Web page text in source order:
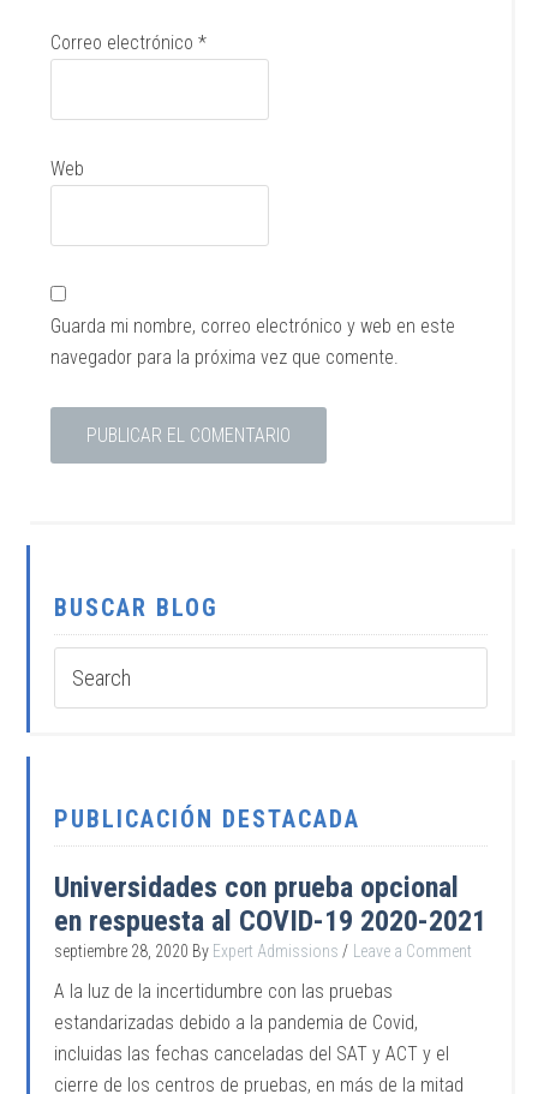
Correo electrónico*
Web
Guarda mi nombre, correo electrónico y web en este
navegador para la próxima vez que comente.
BUSCAR BLOG
PUBLICACIÓN DESTACADA
Universidades con prueba opcional
en respuesta al COVID-19 2020-2021
septiembre 28, 2020 By Expert Admissions Leave a Comment
A la luz de la incertidumbre con las pruebas
estandarizadas debido a la pandemia de Covid,
incluidas las fechas canceladas del SAT y ACT y el
cierre de los centros de pruebas, en más de la mitad